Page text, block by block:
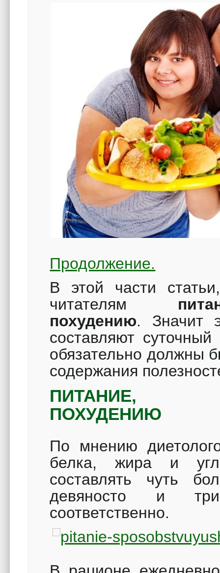
Продолжение.
В этой части
читателям
похудению. Значит
составляют
обязательно должны
содержания
ПИТАНИЕ,
ПОХУДЕНИЮ
По мнению
белка, жира и
составлять чуть
девяносто и
соответственно.